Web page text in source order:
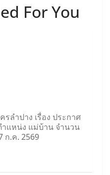
For You
ลำปาง เรื่อง ประกาศ
แหน่ง แม่บ้าน จำนวน
ก.ค. 2569